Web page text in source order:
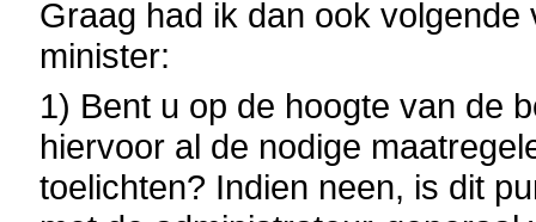
Graag had ik dan ook
minister:
1) Bent u op de hoogte van de
hiervoor al de nodige
toelichten? Indien neen, is dit